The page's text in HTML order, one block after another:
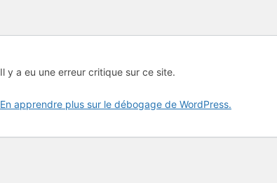
Il y a eu une erreur critique sur ce site.
En apprendre plus sur le débogage de WordPress.